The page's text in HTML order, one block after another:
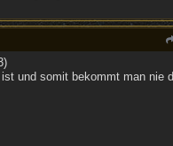
und somit bekommt man nie